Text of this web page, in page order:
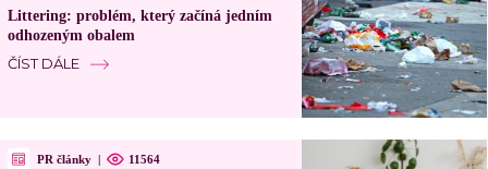
Littering: problém, který začíná jedním
odhozeným obalem
ČÍST DÁLE
PR články | 11564